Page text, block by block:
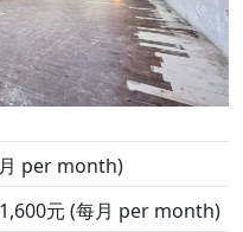
per month)
元 (每月 per month)